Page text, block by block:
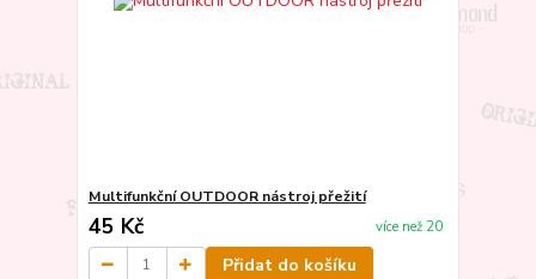
Multifunkční OUTDOOR nástroj přežití
45 Kč více než 20
Přidat do košíku